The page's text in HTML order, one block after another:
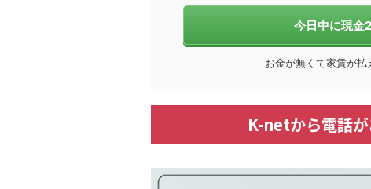
今日中に現金
お金が無くて家賃が払
K-netから電話